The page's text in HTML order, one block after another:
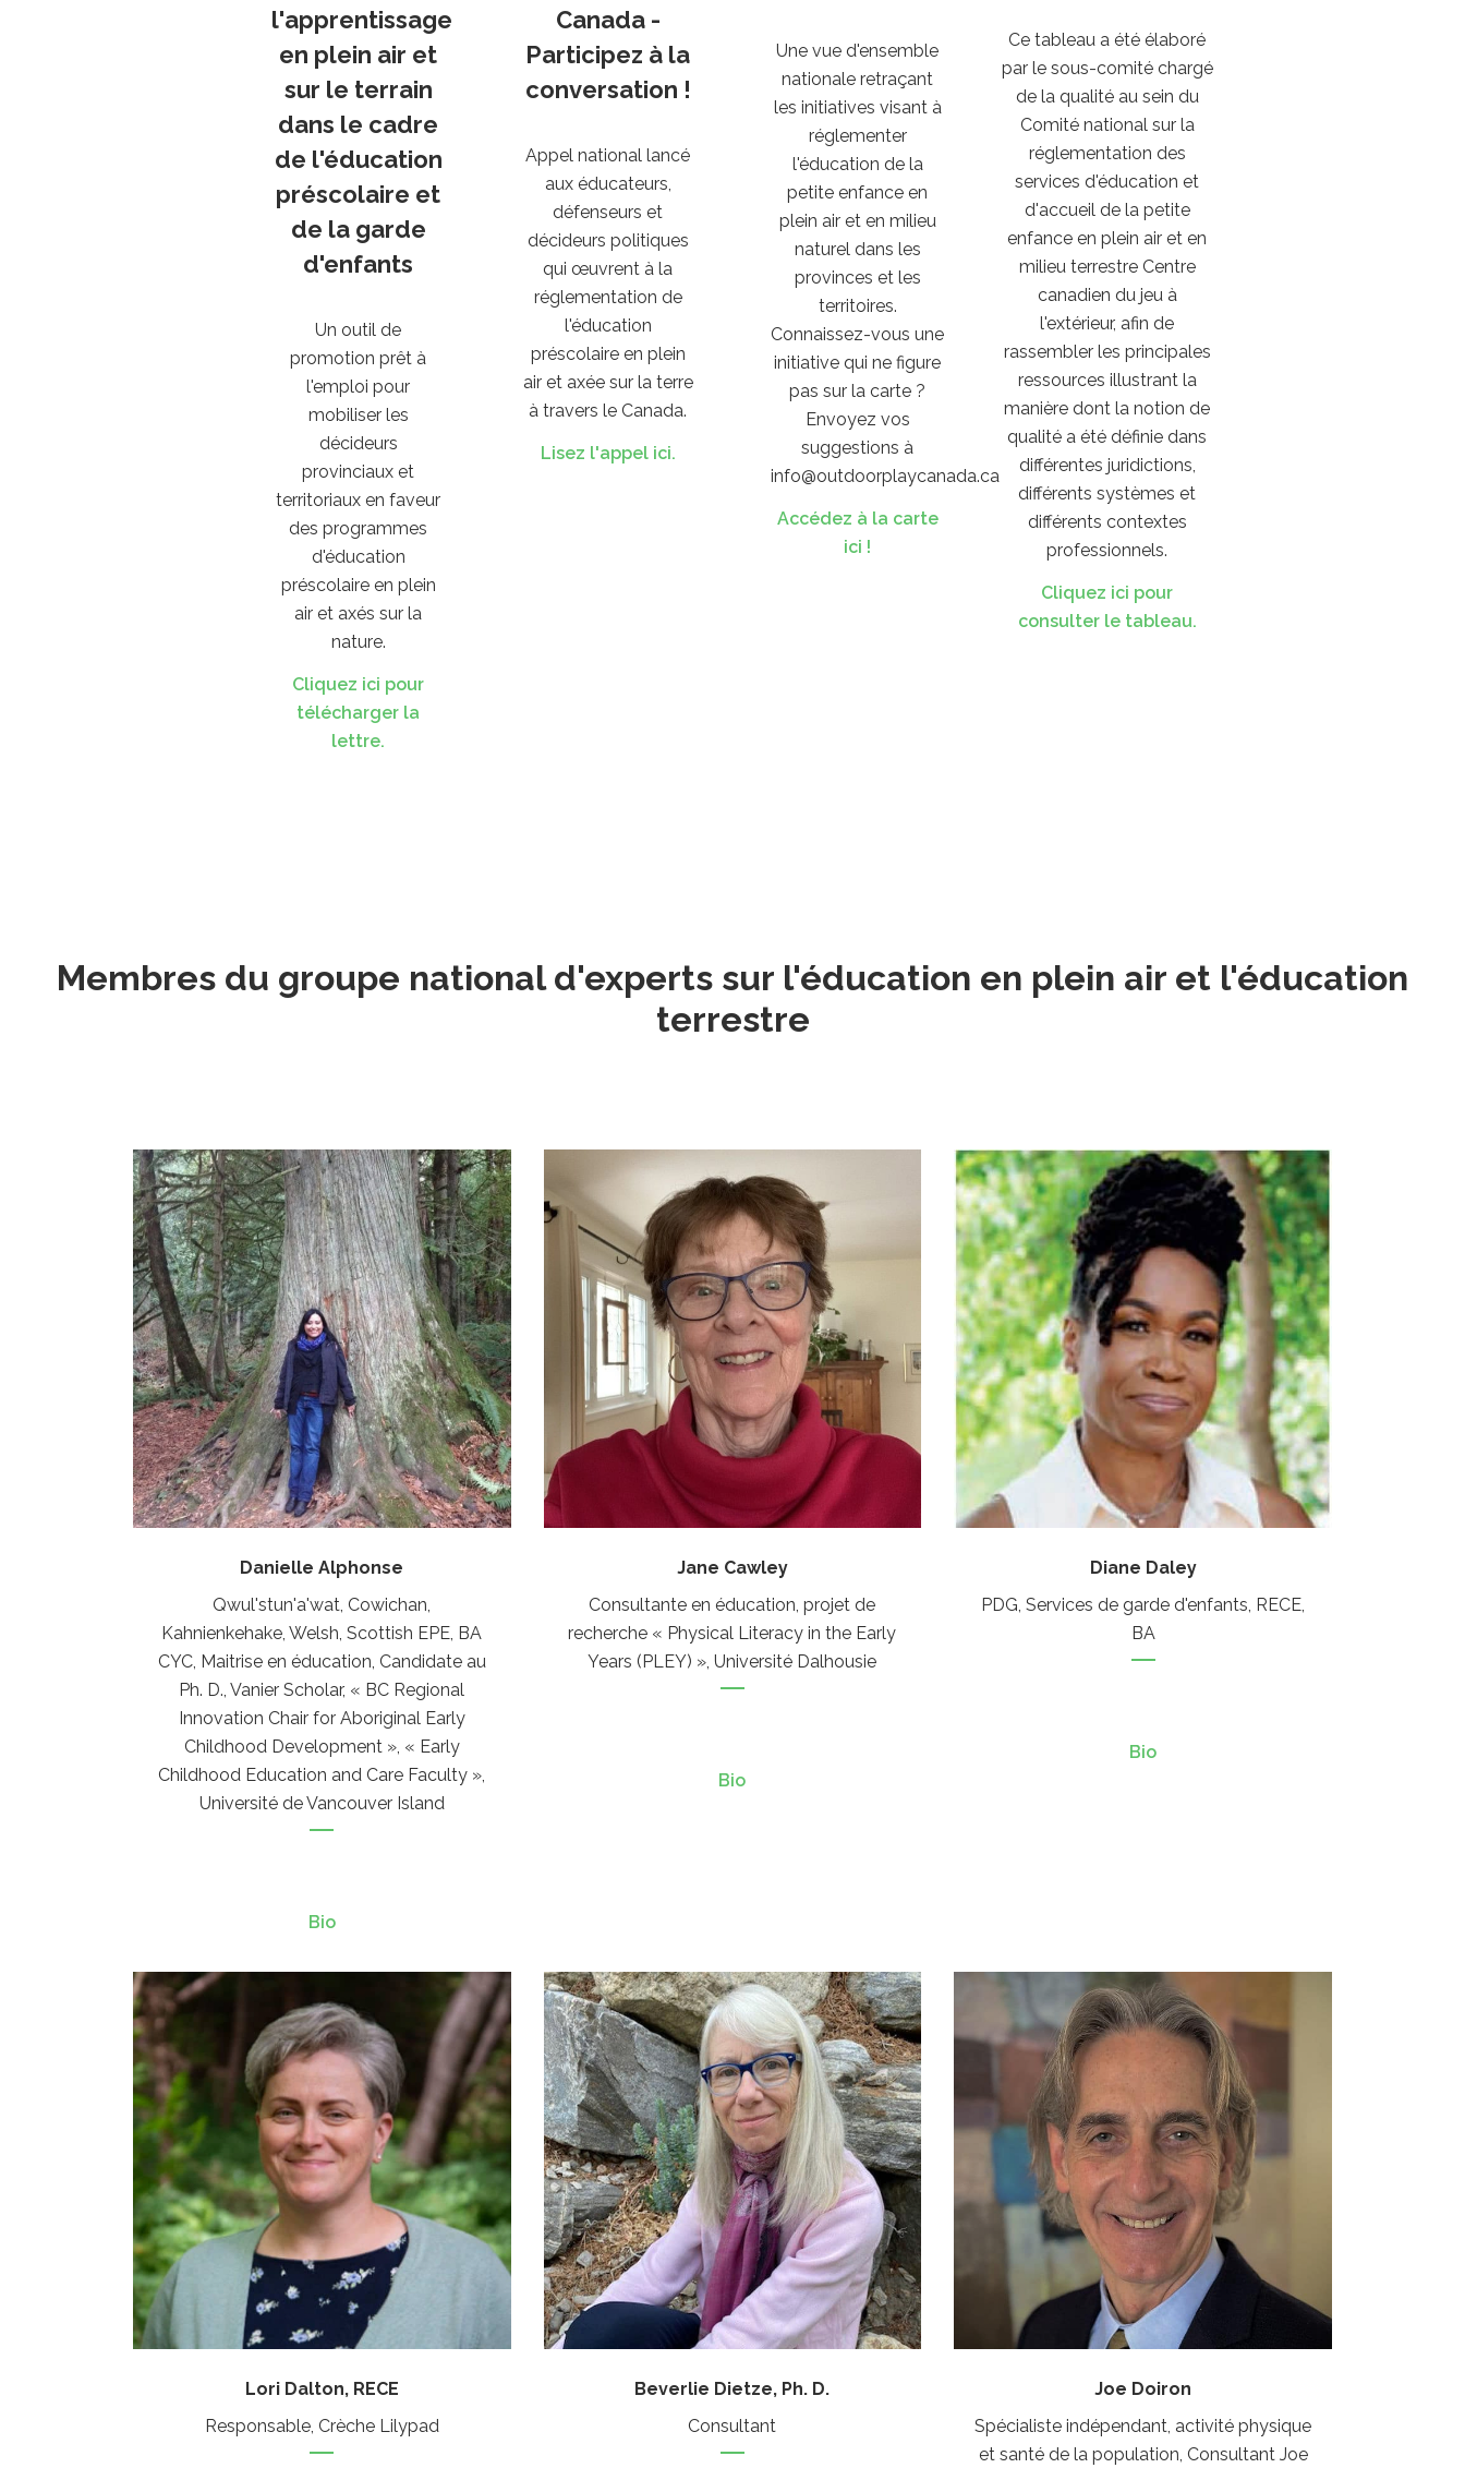
l'apprentissage
en plein air et
sur le terrain
dans le cadre
de l'éducation
préscolaire et
de la garde
d'enfants
Un outil de
promotion prêt à
l'emploi pour
mobiliser les
décideurs
provinciaux et
territoriaux en faveur
des programmes
d'éducation
préscolaire en plein
air et axés sur la
nature.
Cliquez ici pour
télécharger la
lettre.
Canada -
Participez à la
conversation !
Appel national lancé
aux éducateurs,
défenseurs et
décideurs politiques
qui œuvrent à la
réglementation de
l'éducation
préscolaire en plein
air et axée sur la terre
à travers le Canada.
Lisez l'appel ici.
Une vue d'ensemble
nationale retraçant
les initiatives visant à
réglementer
l'éducation de la
petite enfance en
plein air et en milieu
naturel dans les
provinces et les
territoires.
Connaissez-vous une
initiative qui ne figure
pas sur la carte ?
Envoyez vos
suggestions à
info@outdoorplaycanada.ca
Accédez à la carte
ici !
Ce tableau a été élaboré
par le sous-comité chargé
de la qualité au sein du
Comité national sur la
réglementation des
services d'éducation et
d'accueil de la petite
enfance en plein air et en
milieu terrestre Centre
canadien du jeu à
l'extérieur, afin de
rassembler les principales
ressources illustrant la
manière dont la notion de
qualité a été définie dans
différentes juridictions,
différents systèmes et
différents contextes
professionnels.
Cliquez ici pour
consulter le tableau.
Membres du groupe national d'experts sur l'éducation en plein air et l'éducation
terrestre
Danielle Alphonse
Qwul'stun'a'wat, Cowichan,
Kahnienkehake, Welsh, Scottish EPE, BA
CYC, Maitrise en éducation, Candidate au
Ph. D., Vanier Scholar, « BC Regional
Innovation Chair for Aboriginal Early
Childhood Development », « Early
Childhood Education and Care Faculty »,
Université de Vancouver Island
Bio
Jane Cawley
Consultante en éducation, projet de
recherche « Physical Literacy in the Early
Years (PLEY) », Université Dalhousie
Bio
Diane Daley
PDG, Services de garde d'enfants, RECE,
BA
Bio
Lori Dalton, RECE
Responsable, Crèche Lilypad
Beverlie Dietze, Ph. D.
Consultant
Joe Doiron
Spécialiste indépendant, activité physique
et santé de la population, Consultant Joe